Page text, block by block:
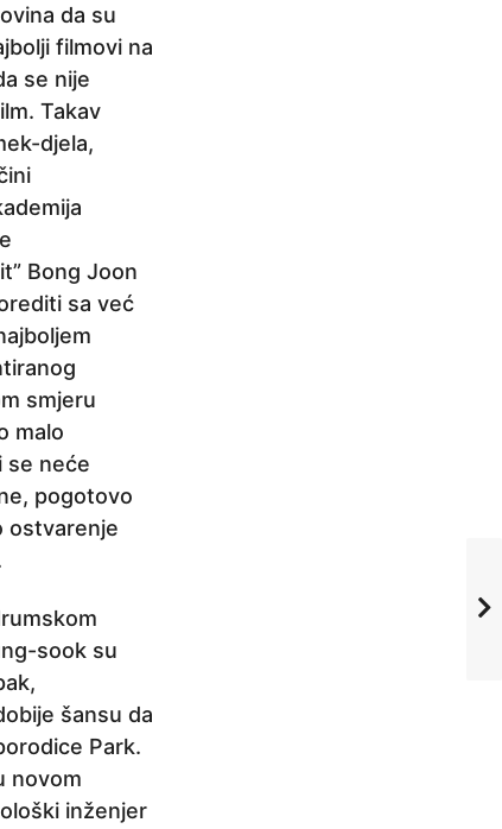
da su
filmovi na
se nije
Takav
djela,
Bong Joon
sa već
smjeru
malo
se neće
pogotovo
ostvarenje
sook su
šansu da
Park.
novom
inženjer